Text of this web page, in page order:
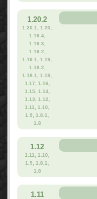
1.20.2
1.20.1, 1.20,
1.19.4,
1.19.3,
1.19.2,
1.19.1, 1.19,
1.18.2,
1.18.1, 1.18,
1.17, 1.16,
1.15, 1.14,
1.13, 1.12,
1.11, 1.10,
1.9, 1.8.1,
1.8
1.12
1.11, 1.10,
1.9, 1.8.1,
1.8
1.11